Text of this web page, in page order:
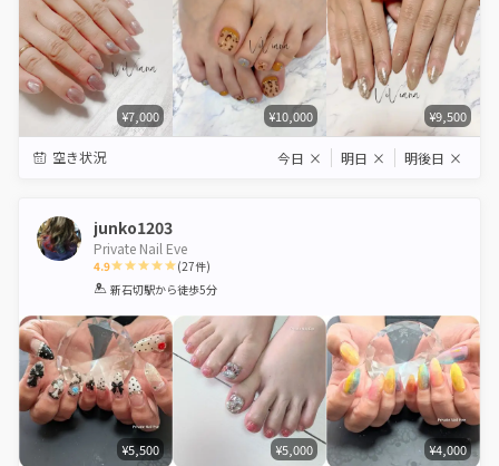
¥7,000 ¥10,000 ¥9,500
空き状況 今日 × 明日 × 明後日 ×
junko1203
Private Nail Eve
4.9
1 2 3 4 5
(27件)
新石切駅から徒歩5分
¥5,500 ¥5,000 ¥4,000